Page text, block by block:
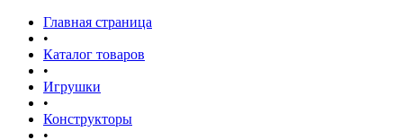
Главная страница
•
Каталог товаров
•
Игрушки
•
Конструкторы
•